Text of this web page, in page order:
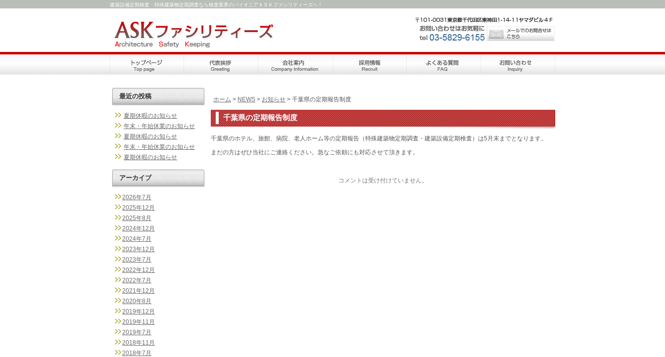
建築設備定期検査・特殊建築物定期調査なら検査業界のパイオニアＡＳＫファシリティーズへ！
ホーム > NEWS > お知らせ > 千葉県の定期報告制度
千葉県の定期報告制度
千葉県のホテル、旅館、病院、老人ホーム等の定期報告（特殊建築物定期調査・建築設備定期検査）は5月末までとなります。
まだの方はぜひ当社にご連絡ください。急なご依頼にも対応させて頂きます。
コメントは受け付けていません。
最近の投稿
夏期休暇のお知らせ
年末・年始休業のお知らせ
夏期休暇のお知らせ
年末・年始休業のお知らせ
夏期休暇のお知らせ
アーカイブ
2026年7月
2025年12月
2025年8月
2024年12月
2024年7月
2023年12月
2023年7月
2022年12月
2022年7月
2021年12月
2020年8月
2019年12月
2019年11月
2019年7月
2018年11月
2018年7月